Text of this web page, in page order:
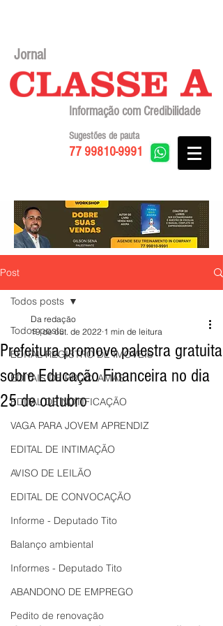
Jornal
Informação com Credibilidade
77 99810-9991
Sugestões de pauta
Post
Todos posts
EDITAL REGISTRO DE IMÓVEIS
EDITAIS DE PROCLAMAS
EDITAL DE NOTIFICAÇÃO
VAGA PARA JOVEM APRENDIZ
EDITAL DE INTIMAÇÃO
AVISO DE LEILÃO
EDITAL DE CONVOCAÇÃO
Informe - Deputado Tito
Balanço ambiental
Informes - Deputado Tito
ABANDONO DE EMPREGO
Pedito de renovação
Todos posts
Prefeitura promove palestra gratuita
sobre Educação Financeira no dia
25 de outubro
Da redação
19 de out. de 2022 1 min de leitura